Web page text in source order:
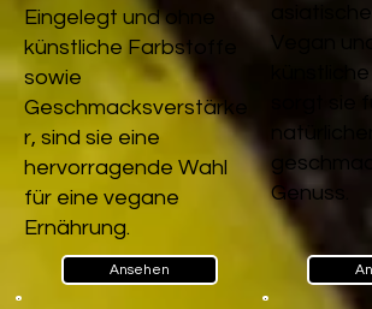
Eingelegt und ohne
künstliche Farbstoffe
sowie
Geschmacksverstärke
r, sind sie eine
hervorragende Wahl
für eine vegane
Ernährung.
Ansehen
Vegan
sorgt sie
Genuss.